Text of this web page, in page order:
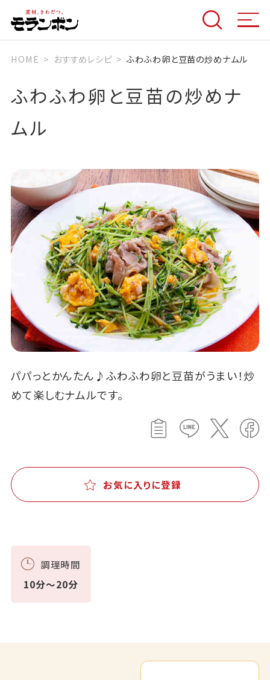
HOME おすすめレシピ ふわふわ卵と豆苗の炒めナムル
ふわふわ卵と豆苗の炒めナ
ムル
パパっとかんたん♪ふわふわ卵と豆苗がうまい！炒
めて楽しむナムルです。
お気に入りに登録
調理時間
10分～20分